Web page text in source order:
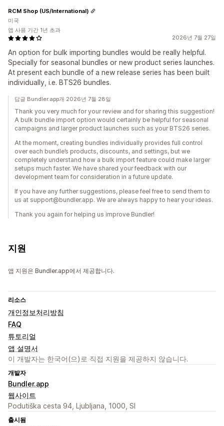
2026년 7월 27일
An option for bulk importing bundles would be really helpful.
Specially for seasonal bundles or new product series launches.
At present each bundle of a new release series has been built
individually, i.e. BTS26 bundles.
RCM Shop (US/International)
미국
앱 사용 기간 1년 초과
답글 Bundler.app개 2026년 7월 28일
Thank you very much for your review and for sharing this suggestion!
A bulk bundle import option would certainly be helpful for seasonal
campaigns and larger product launches such as your BTS26 series.
At the moment, creating bundles individually provides full control
over each bundle’s products, discounts, and settings, but we
completely understand how a bulk import feature could make larger
setups much faster. We have shared your feedback with our
development team for consideration in a future update.
If you have any further suggestions, please feel free to send them to
us at support@bundler.app. We are always happy to hear your ideas.
Thank you again for helping us improve Bundler!
지원
앱 지원은 Bundler.app에서 제공합니다.
리소스
개인정보처리방침
FAQ
튜토리얼
앱 설명서
이 개발자는 한국어(으)로 직접 지원을 제공하지 않습니다.
개발자
Bundler.app
웹사이트
Podutiška cesta 94, Ljubljana, 1000, SI
출시됨